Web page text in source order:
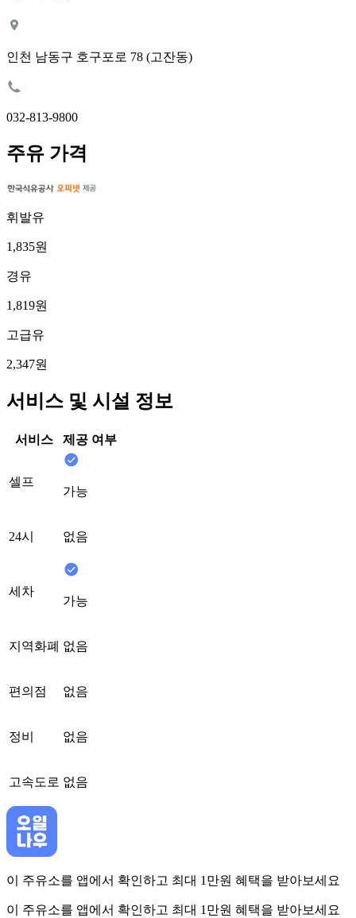
인천 남동구 호구포로 78 (고잔동)
032-813-9800
주유 가격
휘발유
1,835원
경유
1,819원
고급유
2,347원
서비스 및 시설 정보
서비스 제공 여부
셀프
가능
24시 없음
세차
가능
지역화폐 없음
편의점 없음
정비 없음
고속도로 없음
이 주유소를 앱에서 확인하고 최대 1만원 혜택을 받아보세요
이 주유소를 앱에서 확인하고 최대 1만원 혜택을 받아보세요